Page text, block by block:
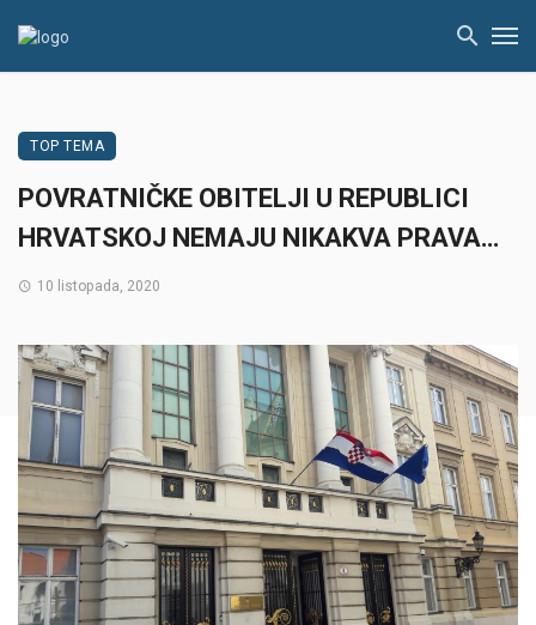
TOP TEMA
POVRATNIČKE OBITELJI U REPUBLICI
HRVATSKOJ NEMAJU NIKAKVA PRAVA…
10 listopada, 2020